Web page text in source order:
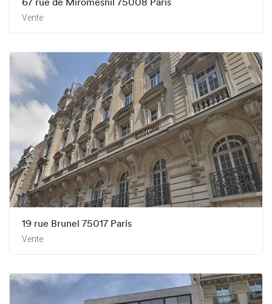
Vente
19 rue Brunel 75017 Paris
Vente